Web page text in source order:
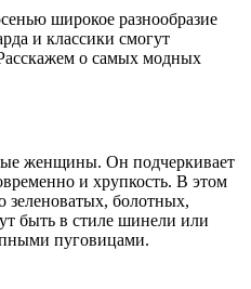
широкое разнообразие
и классики смогут
о самых модных
женщины. Он подчеркивает
и хрупкость. В этом
зеленоватых, болотных,
быть в стиле шинели или
пуговицами.